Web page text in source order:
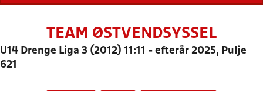
TEAM ØSTVENDSYSSEL
U14 Drenge Liga 3 (2012) 11:11 - efterår 2025, Pulje
621